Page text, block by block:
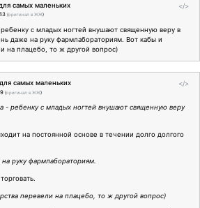
</>
самых маленьких
(оригинал в ЖЖ)
с младых ногтей внушают священную веру в
даже на руку фармлабораториям. Вот кабы и
на плацебо, то ж другой вопрос)
</>
самых маленьких
(оригинал в ЖЖ)
- ребенку с младых ногтей внушают священную веру
на постоянной основе в течении долго долгого
руку фармлабораториям.
перевели на плацебо, то ж другой вопрос)